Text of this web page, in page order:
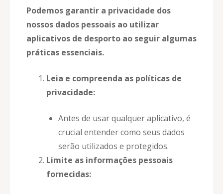
Podemos garantir a privacidade dos
nossos dados pessoais ao utilizar
aplicativos de desporto ao seguir algumas
práticas essenciais.
Leia e compreenda as políticas de
privacidade:
Antes de usar qualquer aplicativo, é
crucial entender como seus dados
serão utilizados e protegidos.
Limite as informações pessoais
fornecidas: